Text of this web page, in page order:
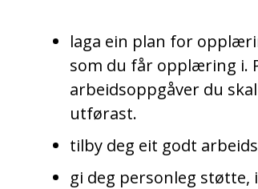
laga ein plan for
som du får opplæring i.
arbeidsoppgåver du
utførast.
tilby deg eit godt
gi deg personleg